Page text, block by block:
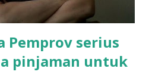
Pemprov serius
pinjaman untuk